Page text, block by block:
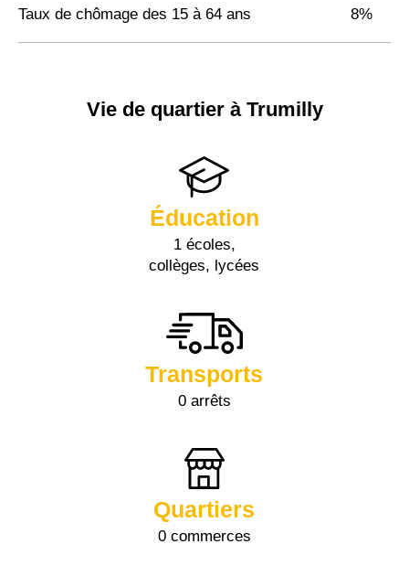
Taux de chômage des 15 à 64 ans 8%
Vie de quartier à Trumilly
Éducation
1 écoles,
collèges, lycées
Transports
0 arrêts
Quartiers
0 commerces